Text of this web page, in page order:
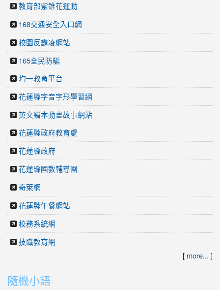
教育部紫錐花運動
168交通安全入口網
校園反霸凌網站
165全民防騙
均一教育平台
花蓮縣字音字形學習網
英文繪本動畫故事網站
花蓮縣政府教育處
花蓮縣政府
花蓮縣國教輔導團
奇萊網
花蓮縣午餐網站
校務系統網
技職教育網
[ more... ]
隨機小語